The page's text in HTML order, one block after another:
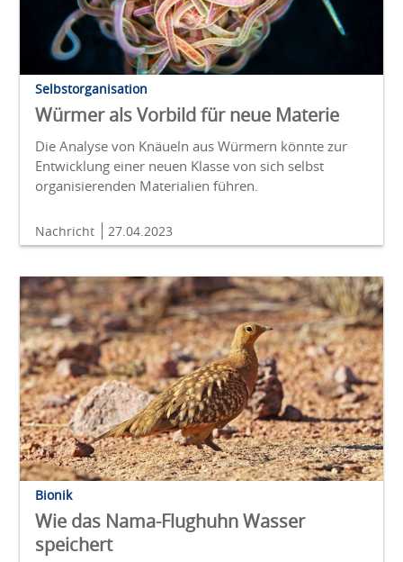
Selbstorganisation
Würmer als Vorbild für neue Materie
Die Analyse von Knäueln aus Würmern könnte zur
Entwicklung einer neuen Klasse von sich selbst
organisierenden Materialien führen.
Nachricht 27.04.2023
Bionik
Wie das Nama-Flughuhn Wasser
speichert